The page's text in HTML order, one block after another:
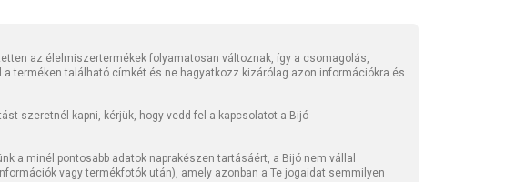
az élelmiszertermékek folyamatosan változnak, így a csomagolás,
terméken található címkét és ne hagyatkozz kizárólag azon információkra és
szeretnél kapni, kérjük, hogy vedd fel a kapcsolatot a Bijó
a minél pontosabb adatok naprakészen tartásáért, a Bijó nem vállal
vagy termékfotók után), amely azonban a Te jogaidat semmilyen